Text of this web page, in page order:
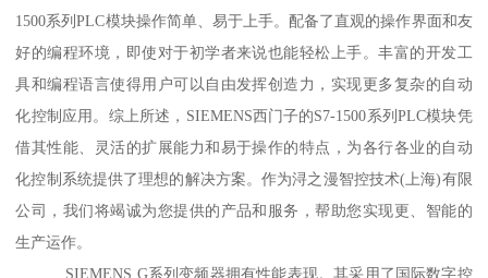
1500系列PLC模块操作简单、易于上手。配备了直观的操作界面和友
好的编程环境，即使对于初学者来说也能轻松上手。丰富的开发工
具和编程语言使得用户可以自由发挥创造力，实现更多复杂的自动
化控制应用。综上所述，SIEMENS西门子的S7-1500系列PLC模块凭
借其性能、灵活的扩展能力和易于操作的特点，为各行各业的自动
化控制系统提供了理想的解决方案。作为浔之漫智控技术(上海)有限
公司，我们将竭诚为您提供的产品和服务，帮助您实现更、智能的
生产运作。
SIEMENS G系列变频器拥有性能表现。其采用了国际数字控